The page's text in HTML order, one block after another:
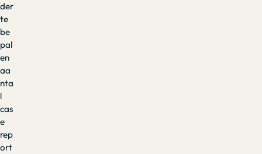
der
te
be
pal
en
aa
nta
l
cas
e
rep
ort